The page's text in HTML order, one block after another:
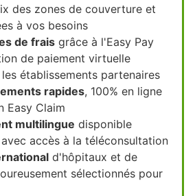
des zones de couverture et
à vos besoins
de frais grâce à l'Easy Pay
de paiement virtuelle
établissements partenaires
rapides, 100% en ligne
Easy Claim
multilingue disponible
accès à la téléconsultation
d'hôpitaux et de
sélectionnés pour